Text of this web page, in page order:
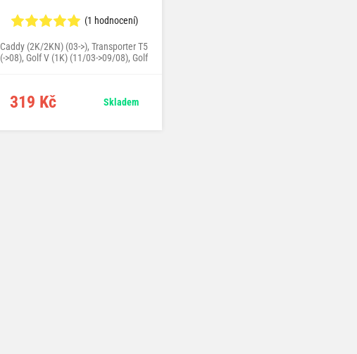
(1 hodnocení)
Caddy (2K/2KN) (03->), Transporter T5
(->08), Golf V (1K) (11/03->09/08), Golf
Touran (1T) (02/03->)
319 Kč Skladem